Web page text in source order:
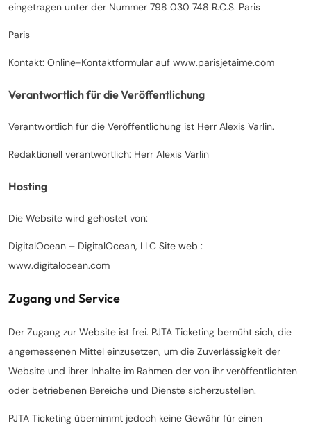
eingetragen unter der Nummer 798 030 748 R.C.S. Paris
Paris
Kontakt: Online-Kontaktformular auf www.parisjetaime.com
Verantwortlich für die Veröffentlichung
Verantwortlich für die Veröffentlichung ist Herr Alexis Varlin.
Redaktionell verantwortlich: Herr Alexis Varlin
Hosting
Die Website wird gehostet von:
DigitalOcean – DigitalOcean, LLC Site web :
www.digitalocean.com
Zugang und Service
Der Zugang zur Website ist frei. PJTA Ticketing bemüht sich, die
angemessenen Mittel einzusetzen, um die Zuverlässigkeit der
Website und ihrer Inhalte im Rahmen der von ihr veröffentlichten
oder betriebenen Bereiche und Dienste sicherzustellen.
PJTA Ticketing übernimmt jedoch keine Gewähr für einen